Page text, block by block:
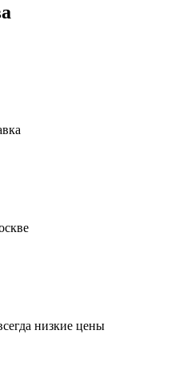
низкие цены